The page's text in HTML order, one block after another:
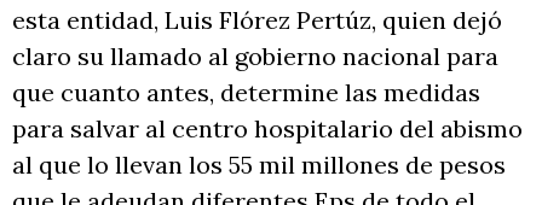
esta entidad, Luis Flórez Pertúz, quien dejó
claro su llamado al gobierno nacional para
que cuanto antes, determine las medidas
para salvar al centro hospitalario del abismo
al que lo llevan los 55 mil millones de pesos